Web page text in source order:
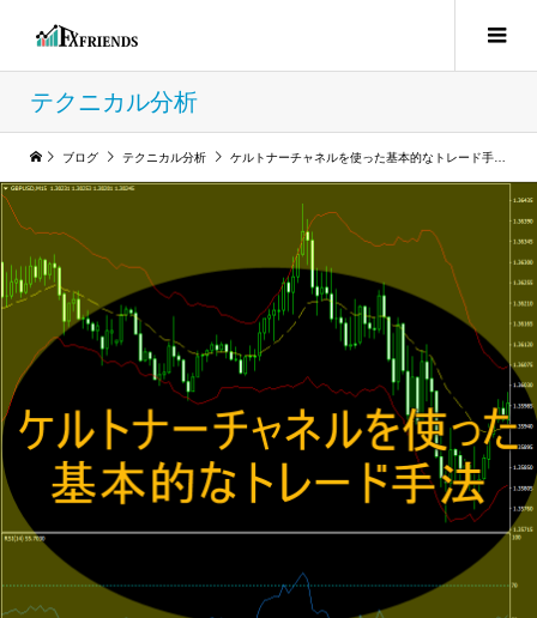
テクニカル分析
ブログ テクニカル分析 ケルトナーチャネルを使った基本的なトレード手法を紹介します